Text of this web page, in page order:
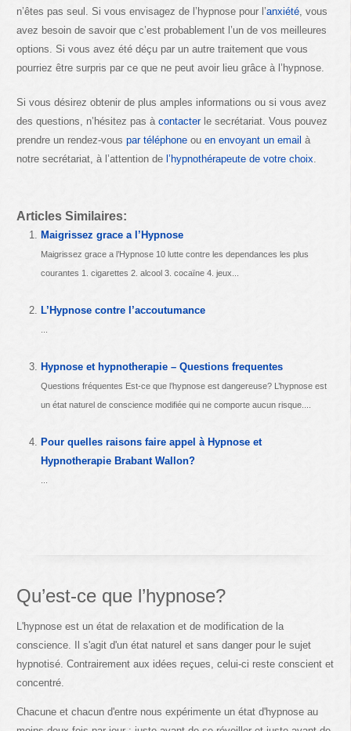
n’êtes pas seul. Si vous envisagez de l’hypnose pour l’anxiété, vous
avez besoin de savoir que c’est probablement l’un de vos meilleures
options. Si vous avez été déçu par un autre traitement que vous
pourriez être surpris par ce que ne peut avoir lieu grâce à l’hypnose.
Si vous désirez obtenir de plus amples informations ou si vous avez
des questions, n’hésitez pas àcontacterle secrétariat. Vous pouvez
prendre un rendez-vouspar téléphone ouen envoyant un email à
notre secrétariat, à l’attention de l’hypnothérapeute de votre choix.
Articles Similaires:
Maigrissez grace a l’Hypnose
Maigrissez grace a l’Hypnose 10 lutte contre les dependances les plus
courantes 1. cigarettes 2. alcool 3. cocaïne 4. jeux...
L’Hypnose contre l’accoutumance
Hypnose et hypnotherapie – Questions frequentes
Questions fréquentes Est-ce que l’hypnose est dangereuse? L’hypnose est
un état naturel de conscience modifiée qui ne comporte aucun risque....
Pour quelles raisons faire appel à Hypnose et
Hypnotherapie Brabant Wallon?
Qu’est-ce que l’hypnose?
L'hypnose est un état de relaxation et de modification de la
conscience. Il s'agit d'un état naturel et sans danger pour le sujet
hypnotisé. Contrairement aux idées reçues, celui-ci reste conscient et
concentré.
Chacune et chacun d'entre nous expérimente un état d'hypnose au